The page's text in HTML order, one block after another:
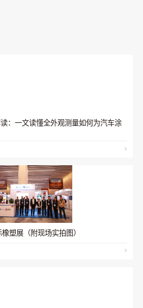
：一文读懂全外观测量如何为汽车涂
塑展（附现场实拍图）